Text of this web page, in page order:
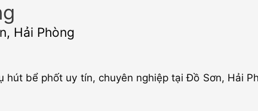
Hải Phòng
bể phốt uy tín, chuyên nghiệp tại Đồ Sơn, Hải